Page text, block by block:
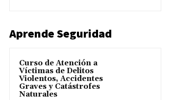
Aprende Seguridad
Curso de Atención a
Víctimas de Delitos
Violentos, Accidentes
Graves y Catástrofes
Naturales